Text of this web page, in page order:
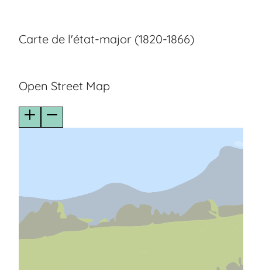
Carte de l'état-major (1820-1866)
Open Street Map